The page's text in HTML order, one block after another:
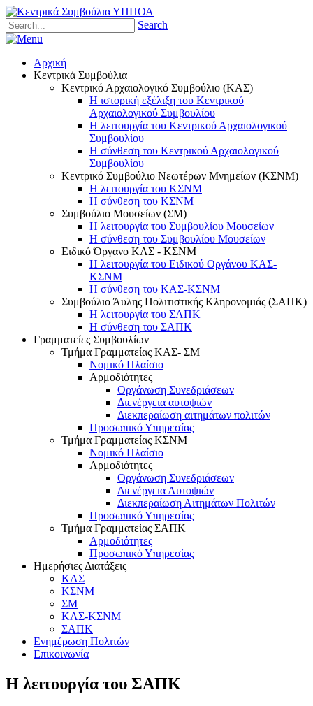
Search
Αρχική
Κεντρικά Συμβούλια
Κεντρικό Αρχαιολογικό Συμβούλιο (ΚΑΣ)
Η ιστορική εξέλιξη του Κεντρικού
Αρχαιολογικού Συμβουλίου
Η λειτουργία του Κεντρικού Αρχαιολογικού
Συμβουλίου
Η σύνθεση του Κεντρικού Αρχαιολογικού
Συμβουλίου
Κεντρικό Συμβούλιο Νεωτέρων Μνημείων (ΚΣΝΜ)
Η λειτουργία του ΚΣΝΜ
Η σύνθεση του ΚΣΝΜ
Συμβούλιο Μουσείων (ΣΜ)
Η λειτουργία του Συμβουλίου Μουσείων
Η σύνθεση του Συμβουλίου Μουσείων
Ειδικό Όργανο ΚΑΣ - ΚΣΝΜ
Η λειτουργία του Ειδικού Οργάνου ΚΑΣ-
ΚΣΝΜ
Η σύνθεση του ΚΑΣ-ΚΣΝΜ
Συμβούλιο Άυλης Πολιτιστικής Κληρονομιάς (ΣΑΠΚ)
Η λειτουργία του ΣΑΠΚ
Η σύνθεση του ΣΑΠΚ
Γραμματείες Συμβουλίων
Τμήμα Γραμματείας ΚΑΣ- ΣΜ
Νομικό Πλαίσιο
Αρμοδιότητες
Οργάνωση Συνεδριάσεων
Διενέργεια αυτοψιών
Διεκπεραίωση αιτημάτων πολιτών
Προσωπικό Υπηρεσίας
Τμήμα Γραμματείας ΚΣΝΜ
Νομικό Πλαίσιο
Αρμοδιότητες
Οργάνωση Συνεδριάσεων
Διενέργεια Αυτοψιών
Διεκπεραίωση Αιτημάτων Πολιτών
Προσωπικό Υπηρεσίας
Τμήμα Γραμματείας ΣΑΠΚ
Αρμοδιότητες
Προσωπικό Υπηρεσίας
Ημερήσιες Διατάξεις
ΚΑΣ
ΚΣΝΜ
ΣΜ
ΚΑΣ-ΚΣΝΜ
ΣΑΠΚ
Ενημέρωση Πολιτών
Επικοινωνία
Η λειτουργία του ΣΑΠΚ